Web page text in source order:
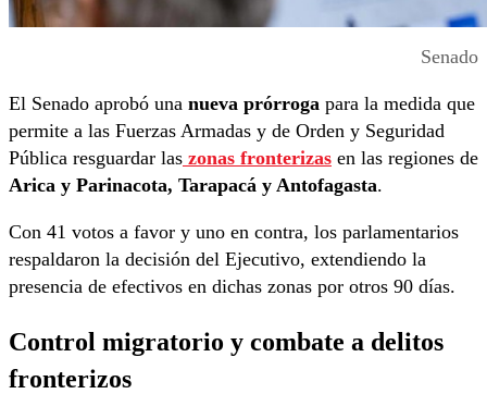
Senado
El Senado aprobó una nueva prórroga para la medida que
permite a las Fuerzas Armadas y de Orden y Seguridad
Pública resguardar las zonas fronterizas en las regiones de
Arica y Parinacota, Tarapacá y Antofagasta.
Con 41 votos a favor y uno en contra, los parlamentarios
respaldaron la decisión del Ejecutivo, extendiendo la
presencia de efectivos en dichas zonas por otros 90 días.
Control migratorio y combate a delitos
fronterizos